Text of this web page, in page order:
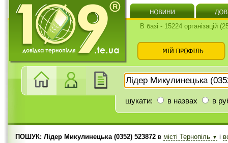
В базі - 15224 організацій
шукати: в назвах в
ПОШУК: Лідер Микулинецька (0352) 523872 в місті Тернопіль ▼ і